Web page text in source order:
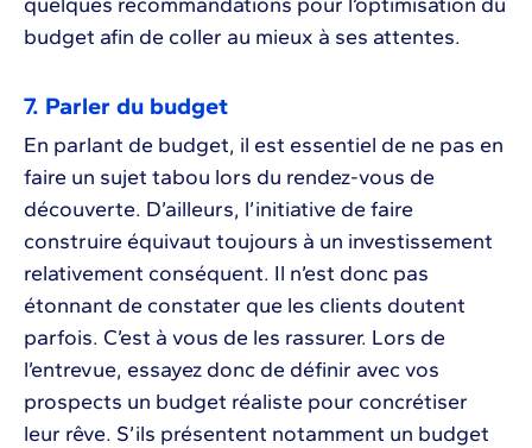
budget afin de coller au mieux à ses attentes.
7. Parler du budget
En parlant de budget, il est essentiel de ne pas en
faire un sujet tabou lors du rendez-vous de
découverte. D’ailleurs, l’initiative de faire
construire équivaut toujours à un investissement
relativement conséquent. Il n’est donc pas
étonnant de constater que les clients doutent
parfois. C’est à vous de les rassurer. Lors de
l’entrevue, essayez donc de définir avec vos
prospects un budget réaliste pour concrétiser
leur rêve. S’ils présentent notamment un budget